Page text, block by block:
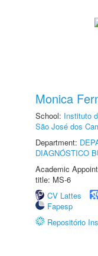
Monica
School: Instituto
São José dos
Department:
DIAGNÓSTICO
Academic
title: MS-6
CV Lattes
Fapesp
Repositório